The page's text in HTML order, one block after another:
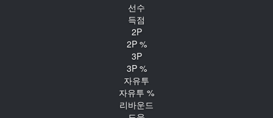
선수
득점
2P
2P %
3P
3P %
자유투
자유투 %
리바운드